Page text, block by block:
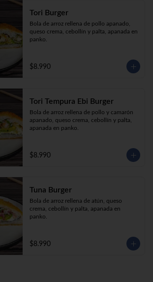
Tori Burger
Bola de arroz rellena de pollo apanado,
queso crema, cebollín y palta, apanada en
panko.
$8.990
Tori Tempura Ebi Burger
Bola de arroz rellena de pollo y camarón
apanado, queso crema, cebollín y palta,
apanada en panko.
$8.990
Tuna Burger
Bola de arroz rellena de atún, queso
crema, cebollín y palta, apanada en
panko.
$8.990